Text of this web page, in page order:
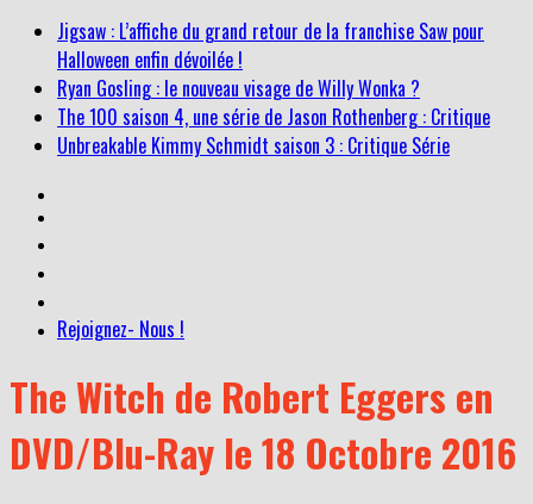
Ryan Gosling : le nouveau visage de Willy Wonka ?
The 100 saison 4, une série de Jason Rothenberg : Critique
Unbreakable Kimmy Schmidt saison 3 : Critique Série
Jigsaw : L’affiche du grand retour de la franchise Saw pour
Halloween enfin dévoilée !
Rejoignez- Nous !
The Witch de Robert Eggers en
DVD/Blu-Ray le 18 Octobre 2016